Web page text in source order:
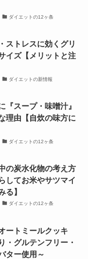
ダイエットの12ヶ条
ストレスに効くグリ
イズ【メリットと注
ダイエットの新情報
『スープ・味噌汁』
理由【自炊の味方に
ダイエットの12ヶ条
の炭水化物の考え方
してお米やサツマイ
る】
ダイエットの12ヶ条
ートミールクッキ
グルテンフリー・
ター使用～